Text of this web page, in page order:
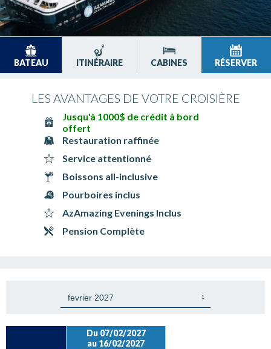
BATEAU ITINÉRAIRE CABINES RÉSERVER
LES AVANTAGES DE VOTRE CROISIÈRE
Jusqu'à 1000$ de crédit à bord
offert
Restauration raffinée
Service attentionné
Boissons all-inclusive
Pourboires inclus
AzAmazing Evenings Inclus
Pension Complète
Du 07/02/2027
au 16/02/2027